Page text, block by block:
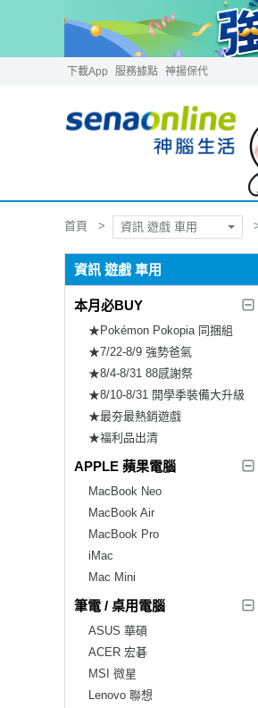
下載App 服務據點 神揚保代
首頁 資訊 遊戲 車用
資訊 遊戲 車用
本月必BUY
★Pokémon Pokopia 同捆組
★7/22-8/9 強勢爸氣
★8/4-8/31 88感謝祭
★8/10-8/31 開學季裝備大升級
★最夯最熱銷遊戲
★福利品出清
APPLE 蘋果電腦
MacBook Neo
MacBook Air
MacBook Pro
iMac
Mac Mini
筆電 / 桌用電腦
ASUS 華碩
ACER 宏碁
MSI 微星
Lenovo 聯想